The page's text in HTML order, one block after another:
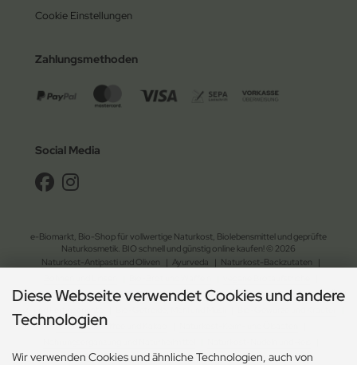
Cookie Einstellungen
Zahlungsmethoden
Social Media
e-Biomarkt, Bio-Shop für vollwertige Naturkost, Biolebensmittel und geprüfte
Naturkosmetik. BIO schnell und günstig online kaufen! © 2026
Naturkost-Antipasti und Oliven
| Ayurveda | Naturkost-Backzutaten
|
Naturkost-Chips und Salzgebäck | Naturkost-Dessert | Bio-Essig, Dressing und Öl |
Naturkost-Kaffee und Kakao
Naturkost-Schokolade und Gebäck | Naturkost-Soja und Milch |
Diese Webseite verwendet Cookies und andere
Technologien
Wir verwenden Cookies und ähnliche Technologien, auch von